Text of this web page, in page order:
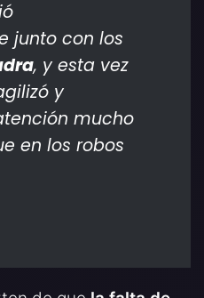
junto con los
, y esta vez
y
mucho
en los robos